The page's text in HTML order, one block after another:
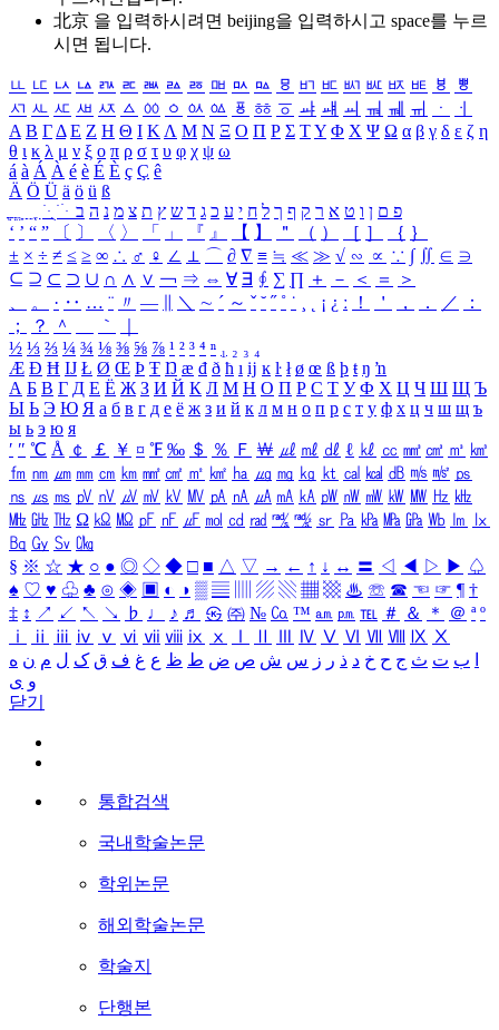
北京 을 입력하시려면 beijing을 입력하시고 space를 누르
시면 됩니다.
ㅥ ㅦ ㅧ ㅨ ㅩ ㅪ ㅫ ㅬ ㅭ ㅮ ㅯ ㅰ ㅱ ㅲ ㅳ ㅴ ㅵ ㅶ ㅷ ㅸ
ㅹ
ㅺ ㅻ ㅼ ㅽ ㅾ ㅿ ㆀ ㆁ ㆂ ㆃ ㆄ ㆅ ㆆ ㆇ ㆈ ㆉ ㆊ ㆋ ㆌ ㆍ
ㆎ
Α Β ΓΔ Ε Ζ Η Θ Ι ΚΛ Μ Ν Ξ Ο Π Ρ Σ ΤΥ Φ Χ Ψ Ω α β γ δ ε ζ η
θ ι κ λ μ ν ξ ο π ρ σ τ υ φ χ ψ ω
á à Á À é è É È ç Ç ê
Ä Ö Ü ä ö ü ß
ִֶֹ ֻּ ׁׂ פ ם ן ו ט א ר ק ף ך ל ח י ע כ ג ד ש ץ ת צ מ נ ה ב
‘ ’ “ ” 〔 〕 〈 〉 「 」 『 』 【 】 ＂ （ ） ［ ］ ｛ ｝
± × ÷ ≠ ≤ ≥ ∞ ∴ ♂ ♀ ∠ ⊥ ⌒ ∂ ∇ ≡ ≒ ≪ ≫ √ ∽ ∝ ∵ ∫ ∬ ∈ ∋
⊆ ⊇ ⊂ ⊃ ∪ ∩ ∧ ∨ ￢ ⇒ ⇔ ∀ ∃ ∮ ∑ ∏ ＋ － ＜ ＝
＞
、
。 · ‥ … ¨ 〃 ― ＼ ∼ ´ ～ ˇ ˘ ˝ ˚ ˙ ¸ ¡ ¿ ː ！ ＇ ， ． ／
：
；
？ ＾ ｀
½ ⅓ ⅔ ¼ ¾ ⅛ ⅜ ⅝ ⅞ ¹ ² ³ ⁴ ⁿ ₁ ₂ ₃ ₄
Æ Ð Ħ Ĳ Ł Ø Œ Þ Ŧ Ŋ æ đ ð ħ ı ĳ ĸ ŀ ł ø œ ß þ ŧ ŋ ŉ
А Б В Г Д Е Ё Ж З И Й К Л М Н О П Р С Т У Ф Х Ц Ч Ш Щ Ъ
Ы Ь Э Ю Я а б в г д е ё ж з и й к л м н о п р с т у ф х ц ч ш щ ъ
ы ь э ю я
′ ″ ℃ Å ￠ ￡ ￥ ¤ ℉ ‰ ＄ ％ Ｆ ￦ ㎕ ㎖ ㎗ ℓ ㎘ ㏄ ㎣ ㎤ ㎥ ㎦
㎙ ㎚ ㎛ ㎜ ㎝ ㎞ ㎟ ㎠ ㎡ ㎢ ㏊ ㎍ ㎎ ㎏ ㏏ ㎈ ㎉ ㏈ ㎧ ㎨ ㎰
㎱ ㎲ ㎳ ㎴ ㎵ ㎶ ㎷ ㎸ ㎹ ㎀ ㎁ ㎂ ㎃ ㎄ ㎺ ㎻ ㎽ ㎾ ㎿ ㎐ ㎑
㎒ ㎓ ㎔ Ω ㏀ ㏁ ㎊ ㎋ ㎌ ㏖ ㏅ ㎭ ㎮ ㎯ ㏛ ㎩ ㎪ ㎫ ㎬ ㏝ ㏐
㏓
㏃ ㏉ ㏜ ㏆
§ ※ ☆ ★ ○ ● ◎ ◇ ◆ □ ■ △ ▽ → ← ↑ ↓ ↔ 〓 ◁ ◀ ▷ ▶ ♤
♠ ♡ ♥ ♧ ♣ ⊙ ◈ ▣ ◐ ◑ ▒ ▤ ▨ ▧ ▦ ▩ ♨ ☏ ☎ ☜ ☞ ¶ †
‡ ↕ ↗ ↙ ↖ ↘ ♭ ♩ ♪ ♬ ㉿ ㈜ № ㏇ ™ ㏂ ㏘ ℡ ＃ ＆ ＊ ＠ ª º
ⅰ
ⅱ ⅲ ⅳ ⅴ ⅵ ⅶ ⅷ ⅸ ⅹ Ⅳ Ⅴ Ⅵ Ⅶ Ⅷ Ⅸ Ⅹ
ب ت ث ج ح خ د ذ ر ز س ش ص ض ط ظ ع غ ف ق ک ل م ن ه
و ی
닫기
통합검색
국내학술논문
학위논문
해외학술논문
학술지
단행본